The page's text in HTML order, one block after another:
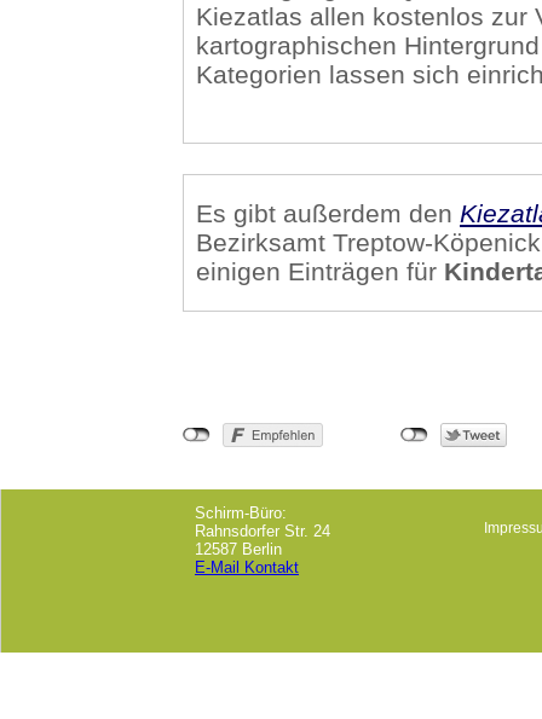
Kiezatlas allen kostenlos zur
kartographischen
Kategorien lassen sich
Es gibt außerdem den
Bezirksamt Treptow-
einigen Einträgen für
Schirm-Büro:
Rahnsdorfer Str. 24
12587 Berlin
E-Mail Kontakt